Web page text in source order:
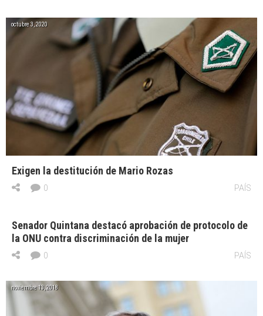
octubre 3, 2020
Exigen la destitución de Mario Rozas
PAÍS
0
Senador Quintana destacó aprobación de protocolo de
la ONU contra discriminación de la mujer
PAÍS
0
noviembre 13, 2018